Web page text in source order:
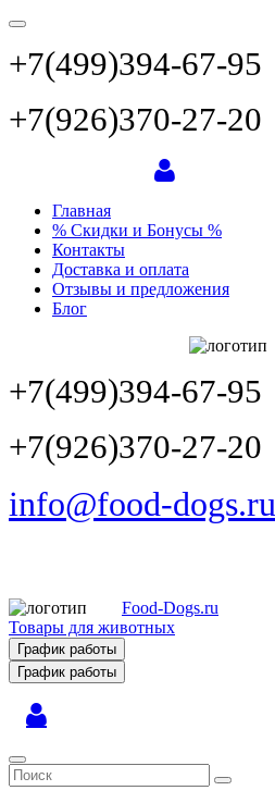
+7(499)394-67-95
+7(926)370-27-20
Главная
% Скидки и Бонусы %
Контакты
Доставка и оплата
Отзывы и предложения
Блог
+7(499)394-67-95
+7(926)370-27-20
info@food-dogs.ru
Food-Dogs.ru
Товары для животных
График работы
График работы